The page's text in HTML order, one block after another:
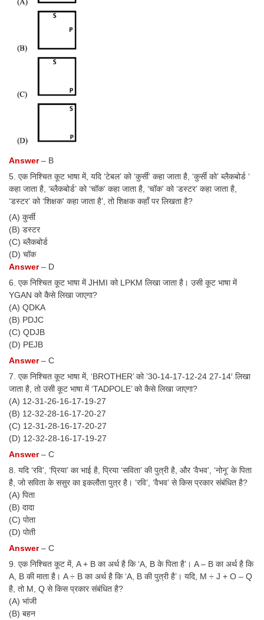
Stenographers Grade 'C&D'
SSC Junior Engineers (J.E.)
Delhi Police Constables
SSC Exam Vacancies
Scientific Assistant Exam
ACIO (IB) Exam
MTS
MTS Exam Syllabus
MTS Study Notes
मल्टीटास्किंग : Hindi Notes
Answer– B
5. एक निश्चित कूट भाषा में, यदि ‘टेबल’ को ‘कुर्सी’ कहा जाता है, ‘कुर्सी को’ ब्लैकबोर्ड ‘
कहा जाता है, ‘ब्लैकबोर्ड’ को ‘चॉक’ कहा जाता है, ‘चॉक’ को ‘डस्टर’ कहा जाता है,
‘डस्टर’ को ‘शिक्षक’ कहा जाता है’, तो शिक्षक कहाँ पर लिखता है?
(A) कुर्सी
(B) डस्टर
(C) ब्लैकबोर्ड
(D) चॉक
Answer– D
6. एक निश्चित कूट भाषा में JHMI को LPKM लिखा जाता है। उसी कूट भाषा में
YGAN को कैसे लिखा जाएगा?
(A) QDKA
(B) PDJC
(C) QDJB
(D) PEJB
Answer– C
7. एक निश्चित कूट भाषा में, ‘BROTHER’ को ’30-14-17-12-24 27-14′ लिखा
जाता है, तो उसी कूट भाषा में ‘TADPOLE’ को कैसे लिखा जाएगा?
(A) 12-31-26-16-17-19-27
(B) 12-32-28-16-17-20-27
(C) 12-31-28-16-17-20-27
(D) 12-32-28-16-17-19-27
Answer– C
8. यदि ‘रवि’, ‘प्रिया’ का भाई है, प्रिया ‘सविता’ की पुत्री है, और ‘वैभव’, ‘नोनू’ के पिता
है, जो सविता के ससुर का इकलौता पुत्र है। ‘रवि’, ‘वैभव’ से किस प्रकार संबंधित है?
(A) पिता
(B) दादा
(C) पोता
(D) पोती
Answer– C
9. एक निश्चित कूट में, A + B का अर्थ है कि ‘A, B के पिता है’। A – B का अर्थ है कि
A, B की माता है। A ÷ B का अर्थ है कि ‘A, B की पुत्री है’। यदि, M ÷ J + O – Q
है, तो M, Q से किस प्रकार संबंधित है?
(A) भांजी
(B) बहन